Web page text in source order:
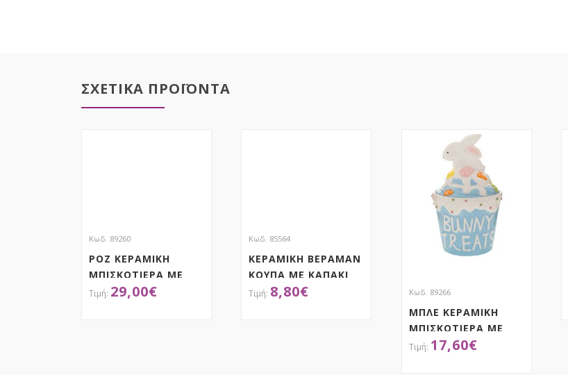
ΣΧΕΤΙΚΑ ΠΡΟΪΟΝΤΑ
Κωδ. 89260
ΡΟΖ ΚΕΡΑΜΙΚΗ
ΜΠΙΣΚΟΤΙΕΡΑ ΜΕ
ΛΑΓΟ 18Χ18Χ32ΕΚ
29,00€
Κωδ. 85564
ΚΕΡΑΜΙΚΗ ΒΕΡΑΜΑΝ
ΚΟΥΠΑ ΜΕ ΚΑΠΑΚΙ
15Χ10Χ15ΕΚ
8,80€ Κωδ. 89266
ΜΠΛΕ ΚΕΡΑΜΙΚΗ
ΜΠΙΣΚΟΤΙΕΡΑ ΜΕ
ΛΑΓΟ 14Χ14Χ23ΕΚ
17,60€